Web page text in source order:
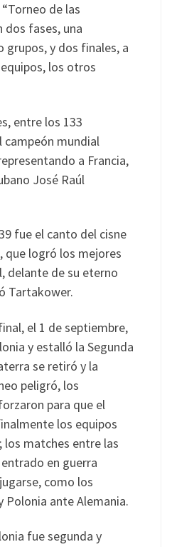
de las
dos fases, una
grupos, y dos finales, a
los otros
entre los 133
campeón mundial
a Francia,
José Raúl
fue el canto del cisne
que logró los mejores
delante de su eterno
Tartakower.
el 1 de septiembre,
y estalló la Segunda
se retiró y la
peligró, los
para que el
los equipos
matches entre las
en guerra
como los
Polonia ante Alemania.
fue segunda y